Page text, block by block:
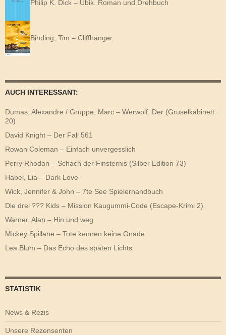
Philip K. Dick – Ubik. Roman und Drehbuch
Binding, Tim – Cliffhanger
AUCH INTERESSANT:
Dumas, Alexandre / Gruppe, Marc – Werwolf, Der (Gruselkabinett
20)
David Knight – Der Fall 561
Rowan Coleman – Einfach unvergesslich
Perry Rhodan – Schach der Finsternis (Silber Edition 73)
Habel, Lia – Dark Love
Wick, Jennifer & John – 7te See Spielerhandbuch
Die drei ??? Kids – Mission Kaugummi-Code (Escape-Krimi 2)
Warner, Alan – Hin und weg
Mickey Spillane – Tote kennen keine Gnade
Lea Blum – Das Echo des späten Lichts
STATISTIK
News & Rezis
Unsere Rezensenten